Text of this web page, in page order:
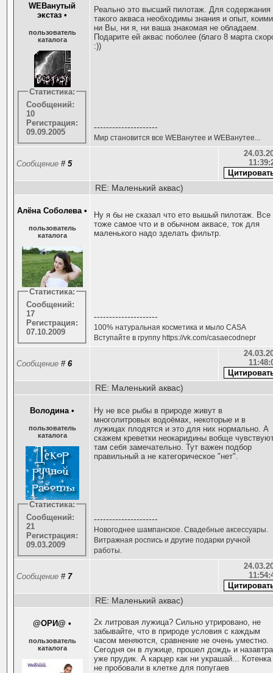
WEBанутый
экстаз •
пользователь
каталога
Статистика:
Сообщений:
10
Регистрация:
09.09.2005
Реально это высший пилотаж. Для содержания
такого акваса необходимы знания и опыт, коими
ни Вы, ни я, ни ваша знакомая не обладаем.
Подарите ей аквас поболее (благо 8 марта
:))
---------------------
Мир становится все WEBанутее и WEBанутее...
Сообщение#5
RE: Маленький аквас)
Алёна Соболева •
пользователь
каталога
Статистика:
Сообщений:
17
Регистрация:
07.10.2009
Ну я бы не сказал что ето вышый пилотаж. Все
тоже самое что и в обычном аквасе, ток для
маленького надо зделать фильтр.
---------------------
100% натуральная косметика и мыло CASA
Вступайте в группу https://vk.com/casaecodnepr
Сообщение#6
RE: Маленький аквас)
Володина •
пользователь
каталога
Статистика:
Сообщений:
21
Регистрация:
09.03.2009
Ну не все рыбы в природе живут в
многолитровых водоёмах, некоторые и в
лужицах плодятся и это для них нормально. А
скажем креветки неокаридины вобще
там себя замечательно. Тут важен подбор
правильный а не категорическое "нет".
---------------------
Новогоднее шампанское. Свадебные аксессуары.
Витражная роспись и другие подарки ручной
работы.
Сообщение# 7
RE: Маленький аквас)
@ОРИ@ •
пользователь
каталога
2х литровая лужица? Сильно утрировано, не
забывайте, что в природе условия с каждым
часом меняются, сравнение не очень уместно.
Сегодня он в лужице, прошел дождь и назавтра
уже прудик. А карцер как ни украшай... Котенка
не пробовали в клетке для попугаев